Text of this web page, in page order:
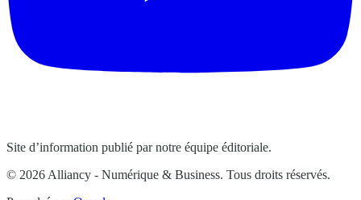
Site d’information publié par notre équipe éditoriale.
© 2026 Alliancy - Numérique & Business. Tous droits réservés.